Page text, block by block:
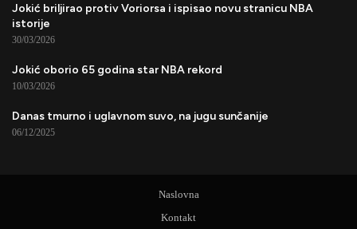
Jokić briljirao protiv Voriorsa i ispisao novu stranicu NBA
istorije
30/03/2026
Jokić oborio 65 godina star NBA rekord
10/03/2026
Danas tmurno i uglavnom suvo, na jugu sunčanije
06/12/2025
Naslovna
Kontakt